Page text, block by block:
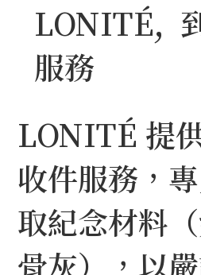
LONITÉ,
服務
LONITÉ 提
收件服務，
取紀念材料
骨灰），以